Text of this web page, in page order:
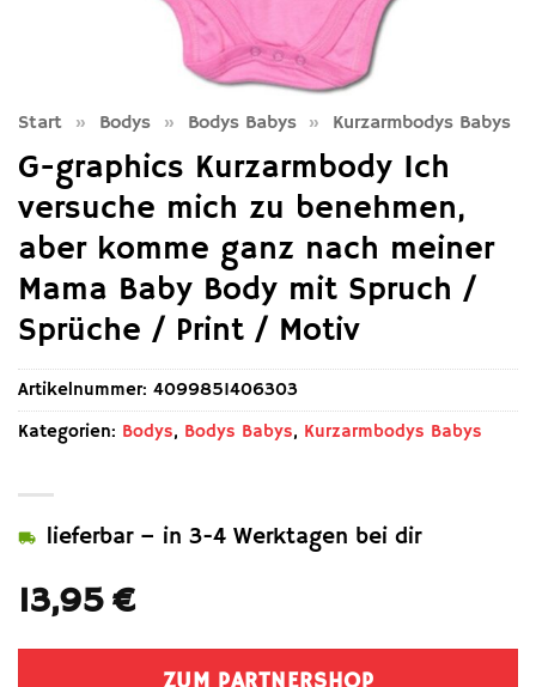
Start » Bodys » Bodys Babys » Kurzarmbodys Babys
G-graphics Kurzarmbody Ich
versuche mich zu benehmen,
aber komme ganz nach meiner
Mama Baby Body mit Spruch /
Sprüche / Print / Motiv
13,95€
lieferbar – in 3-4 Werktagen bei dir
Artikelnummer: 4099851406303
Kategorien: Bodys, Bodys Babys, Kurzarmbodys Babys